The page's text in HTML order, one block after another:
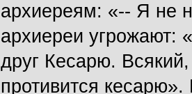
архиереям: «-- Я не
архиереи угрожают:
друг Кесарю.
противится